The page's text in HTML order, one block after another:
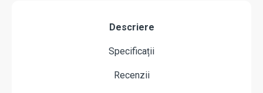
Descriere
Specificații
Recenzii